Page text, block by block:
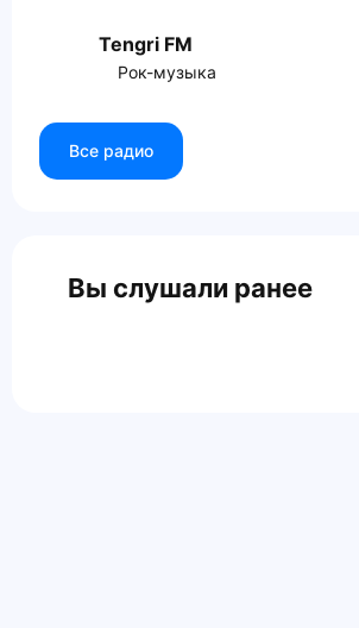
Tengri FM
Рок-музыка
Все радио
Вы слушали ранее